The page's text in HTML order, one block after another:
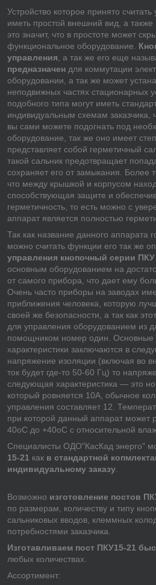
Устройство которое принято
иметь простой внешний вид, а
это значит, что в простоте может
функциональное оборудование.
управления , а так же его еще
предназначен для коммутации
оборудовании, а так же может
неподвижных частях стационарных
подобного типа могут иметь
индивидуальным схемам заказчика,
вы сами можете подогнать под
оборудование, так же оно имеет
представляет собой герметичный
такой сальник предотвращает
сохраняет его от замыкания. Более
что между крышкой и корпусом
способствующая защите и
герметичность, то есть можно с
аппарат является полностью
Так как название данного аппарата
можно считать функции его так же
управления кнопочный серии ПКУ
основным оборудованием на
от самого прибора, что дает ему
Очень часто приборы на заводах
приближения человека, которую
своей же безопасности, а так как
для управления оборудованием из
помощником номер один. Основные
характеристики заключаются в
напряжение изоляции (включая во
ток будет где-то 50-60 Гц) то
следующая характеристика — это
который ровняется 10А, обычное
управления составляет 12.
при которой данный аппарат может
40оС до +40оС с относительной
Специалисты ОДО"КасКад энерго"
15-21 как в стандартной
индивидуальному заказу
Возможно изготовление постов
по размерам, количеству и типу
сальниковых вводов, клеммных
потребностями заказчика.
Изготавливаем пост ПКУ15-21
любых количествах.
Ассортимент: